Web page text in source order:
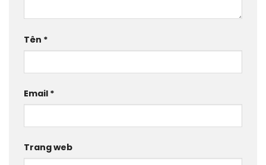
Tên *
Email *
Trang web